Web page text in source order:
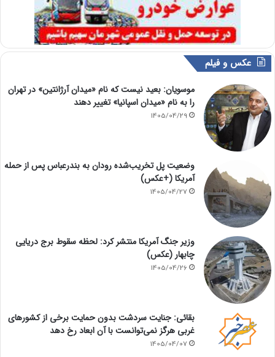
عکس و فیلم
موسویان: بعید نیست که نام «میدان آرژانتین» در تهران
را به نام «میدان اسپانیا» تغییر دهند
1405/04/29
وضعیت پل تخریب‌شده رودان به بندرعباس پس از حمله
آمریکا (+عکس)
1405/04/27
وزیر جنگ آمریکا منتشر کرد: لحظه سقوط برج دریایی
چابهار (عکس)
1405/04/26
بقائی: جنایت سردشت بدون حمایت برخی از کشورهای
غربی هرگز نمی‌توانست با آن ابعاد رخ دهد
1405/04/07